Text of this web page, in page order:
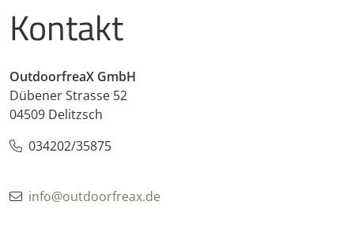
Kontakt
OutdoorfreaX GmbH
Dübener Strasse 52
04509 Delitzsch
034202/35875
info@outdoorfreax.de